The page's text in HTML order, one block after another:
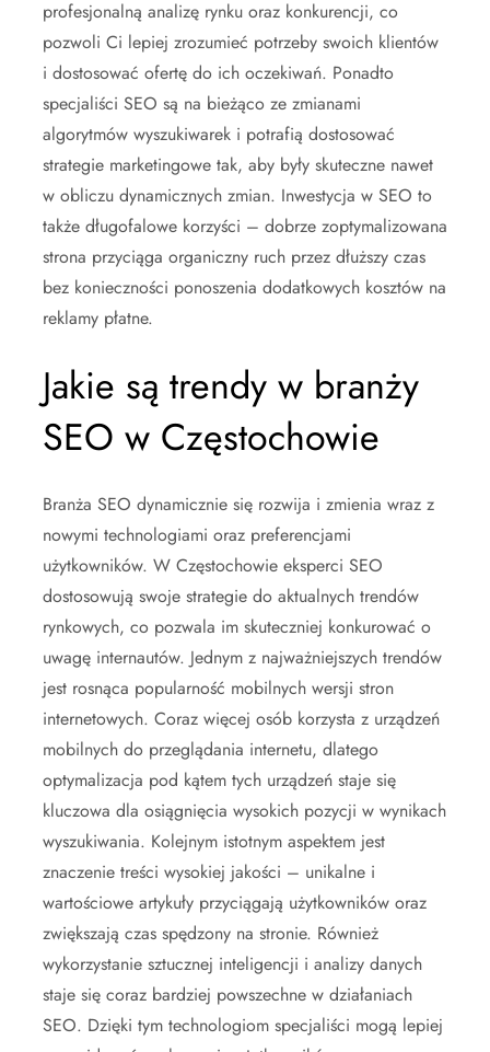
profesjonalną analizę rynku oraz konkurencji, co
pozwoli Ci lepiej zrozumieć potrzeby swoich klientów
i dostosować ofertę do ich oczekiwań. Ponadto
specjaliści SEO są na bieżąco ze zmianami
algorytmów wyszukiwarek i potrafią dostosować
strategie marketingowe tak, aby były skuteczne nawet
w obliczu dynamicznych zmian. Inwestycja w SEO to
także długofalowe korzyści – dobrze zoptymalizowana
strona przyciąga organiczny ruch przez dłuższy czas
bez konieczności ponoszenia dodatkowych kosztów na
reklamy płatne.
Jakie są trendy w branży
SEO w Częstochowie
Branża SEO dynamicznie się rozwija i zmienia wraz z
nowymi technologiami oraz preferencjami
użytkowników. W Częstochowie eksperci SEO
dostosowują swoje strategie do aktualnych trendów
rynkowych, co pozwala im skuteczniej konkurować o
uwagę internautów. Jednym z najważniejszych trendów
jest rosnąca popularność mobilnych wersji stron
internetowych. Coraz więcej osób korzysta z urządzeń
mobilnych do przeglądania internetu, dlatego
optymalizacja pod kątem tych urządzeń staje się
kluczowa dla osiągnięcia wysokich pozycji w wynikach
wyszukiwania. Kolejnym istotnym aspektem jest
znaczenie treści wysokiej jakości – unikalne i
wartościowe artykuły przyciągają użytkowników oraz
zwiększają czas spędzony na stronie. Również
wykorzystanie sztucznej inteligencji i analizy danych
staje się coraz bardziej powszechne w działaniach
SEO. Dzięki tym technologiom specjaliści mogą lepiej